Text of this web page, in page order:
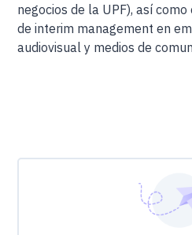
negocios de la UPF), así
de interim management en
audiovisual y medios de